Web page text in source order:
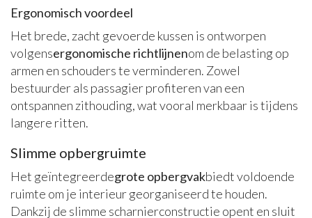
Ergonomisch voordeel
Het brede, zacht gevoerde kussen is ontworpen
volgensergonomische richtlijnenom de belasting op
armen en schouders te verminderen. Zowel
bestuurder als passagier profiteren van een
ontspannen zithouding, wat vooral merkbaar is tijdens
langere ritten.
Slimme opbergruimte
Het geïntegreerdegrote opbergvakbiedt voldoende
ruimte om je interieur georganiseerd te houden.
Dankzij de slimme scharnierconstructie opent en sluit